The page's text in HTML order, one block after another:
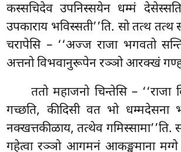
कस्सचिदेव उपनिस्सयेन धम्मं
उपकाराय भविस्सती’’ति. सो तत्थ
चरापेसि – ‘‘अज्ज राजा भगवतो
अत्तनो विभवानुरूपेन रञ्ञो आरक्खं
ततो महाजनो चिन्तेसि –
गच्छति, कीदिसी वत भो धम्मदेसना
नक्खत्तकीळाय, तत्थेव गमिस्सामा’’ति.
गहेत्वा रञ्ञो आगमनं आकङ्खमाना मग्गे